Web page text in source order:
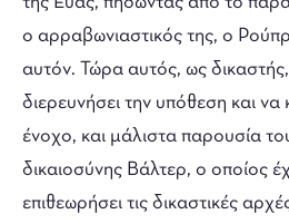
ο αρραβωνιαστικός της, ο
αυτόν. Τώρα αυτός, ως
διερευνήσει την υπόθεση και να
ένοχο, και μάλιστα παρουσία
δικαιοσύνης Βάλτερ, ο οποίος
επιθεωρήσει τις δικαστικές